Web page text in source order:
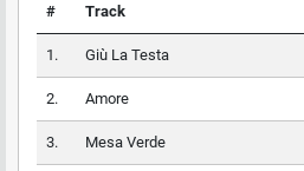
# Track
1. Giù La Testa
2. Amore
3. Mesa Verde